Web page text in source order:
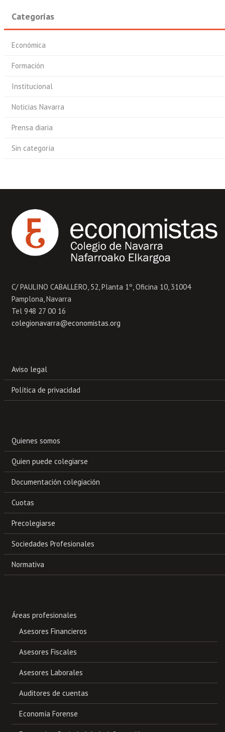
Categorías
Económica
Formación
Institucional
Noticias Navarra
Prensa diaria
Sin categoría
C/ PAULINO CABALLERO, 52, Planta 1º, Oficina 10, 31004
Pamplona, Navarra
Tel 948 27 00 16
colegionavarra@economistas.org
Aviso legal
Política de privacidad
Quienes somos
Quien puede colegiarse
Documentación colegiación
Cuotas
Precolegiarse
Sociedades Profesionales
Normativa
Áreas profesionales
Asesores Financieros
Asesores Fiscales
Asesores Laborales
Auditores de cuentas
Economía Forense